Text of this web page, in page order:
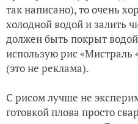
так написано), то очень
холодной водой и залить
должен быть покрыт
использую рис
(это не реклама).
С рисом лучше не
готовкой плова просто